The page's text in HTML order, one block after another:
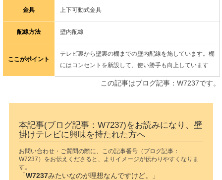
金具 上下可動式金具
配線方法 壁内配線
ここがポイント
テレビ裏から壁裏の棚までの壁内配線を施しています。棚
にはコンセントを新設して、使い勝手も向上しています
この記事はブログ記事：W7237です。
本記事(ブログ記事：W7237)をお読みになり、壁
掛けテレビに興味を持たれた方へ
お問い合わせ・ご質問の際に、この記事番号（ブログ記事：
W7237）をお伝えくださると、よりイメージが伝わりやすくなりま
す。
「W7237みたいなのが理想なんですけど。」